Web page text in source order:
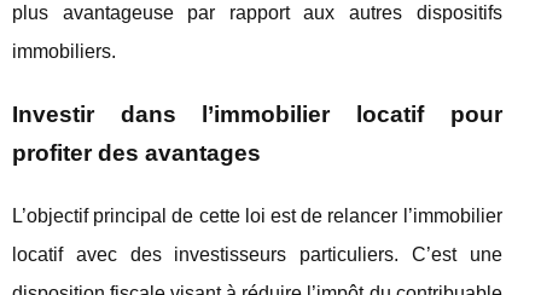
plus avantageuse par rapport aux autres dispositifs
immobiliers.
Investir dans l’immobilier locatif pour
profiter des avantages
L’objectif principal de cette loi est de relancer l’immobilier
locatif avec des investisseurs particuliers. C’est une